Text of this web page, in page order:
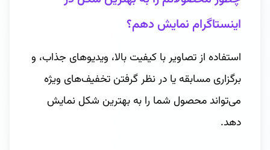
اینستاگرام نمایش دهم؟
استفاده از تصاویر با کیفیت بالا، ویدیوهای جذاب، و
برگزاری مسابقه یا در نظر گرفتن تخفیف‌های ویژه
می‌تواند محصول شما را به بهترین شکل نمایش
دهد.